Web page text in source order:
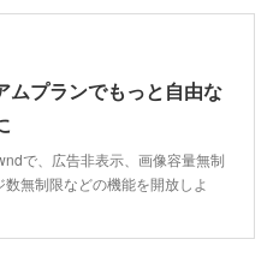
ムプランでもっと自由な
で、広告非表示、画像容量無制
数無制限などの機能を開放しよ